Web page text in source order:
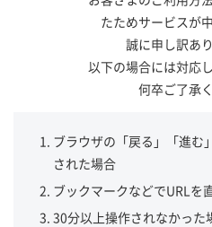
たためサービスが
誠に申し訳あ
以下の場合には対応
何卒ご了承
ブラウザの「戻る」「進む
された場合
ブックマークなどでURLを
30分以上操作されなかった